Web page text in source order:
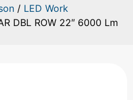
/ LED Work
DBL ROW 22″ 6000 Lm